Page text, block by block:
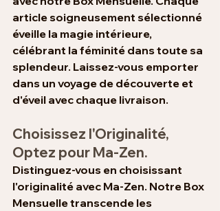
article soigneusement sélectionné
éveille la magie intérieure,
célébrant la féminité dans toute sa
splendeur. Laissez-vous emporter
dans un voyage de découverte et
d'éveil avec chaque livraison.
Choisissez l'Originalité,
Optez pour Ma-Zen.
Distinguez-vous en choisissant
l'originalité avec Ma-Zen. Notre Box
Mensuelle transcende les